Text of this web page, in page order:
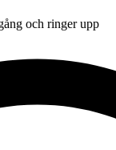
och ringer upp